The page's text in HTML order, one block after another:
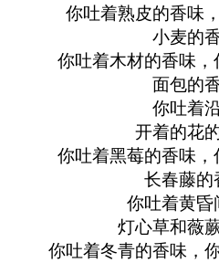
你吐着熟皮的香味
小麦的
你吐着木材的香味
面包的
你吐着
开着的花
你吐着黑莓的香味
长春藤的
你吐着黄昏
灯心草和薇
你吐着冬青的香味，